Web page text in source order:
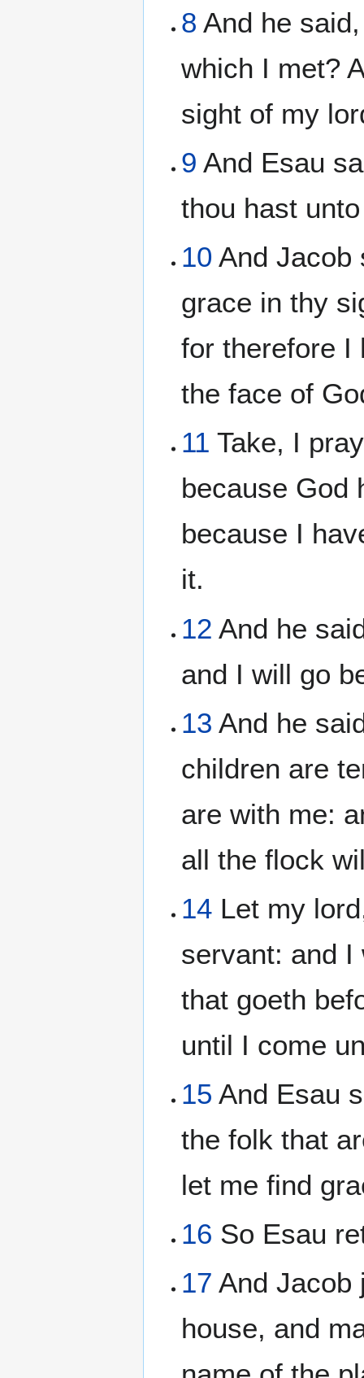
8 And he
which I met?
sight of my
9 And Esau
thou hast
10 And Jacob
grace in thy
for therefore I
the face of
11 Take, I
because God
because I
it.
12 And he
and I will go
13 And he
children are
are with me:
all the flock
14 Let my
servant: and I
that goeth
until I come
15 And Esau
the folk that
let me find
16 So Esau
17 And Jacob
house, and